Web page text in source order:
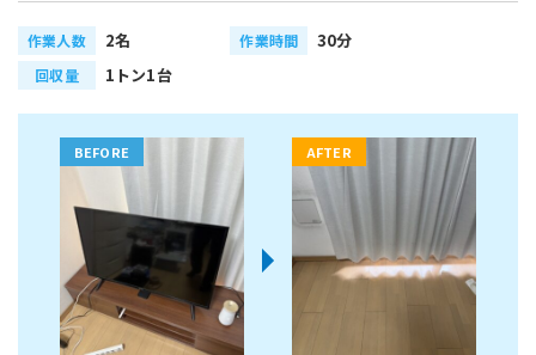
作業人数 2名 作業時間 30分
回収量 1トン1台